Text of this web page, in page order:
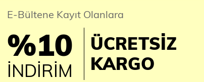
E-Bültene Kayıt Olanlara
%10
İNDİRİM
ÜCRETSİZ
KARGO